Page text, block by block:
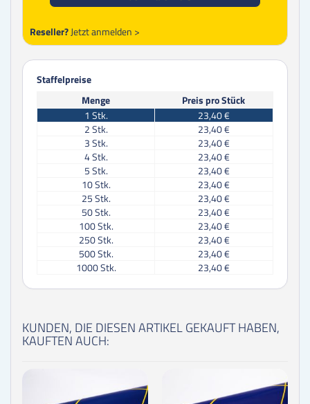
Reseller?Jetzt anmelden >
Staffelpreise
Menge
Preis pro Stück
1 Stk.
23,40 €
2Stk.
23,40 €
3Stk.
23,40 €
4Stk.
23,40 €
5Stk.
23,40 €
10Stk.
23,40 €
25Stk.
23,40 €
50Stk.
23,40 €
100Stk.
23,40 €
250Stk.
23,40 €
500Stk.
23,40 €
1000Stk. 23,40 €
KUNDEN, DIE DIESEN ARTIKEL GEKAUFT HABEN,
KAUFTEN AUCH: